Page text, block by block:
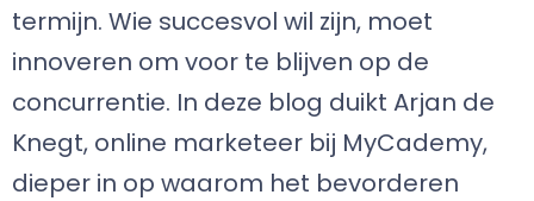
termijn. Wie succesvol wil zijn, moet
innoveren om voor te blijven op de
concurrentie. In deze blog duikt Arjan de
Knegt, online marketeer bij MyCademy,
dieper in op waarom het bevorderen